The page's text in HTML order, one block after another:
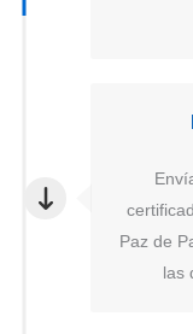
Paz de
las